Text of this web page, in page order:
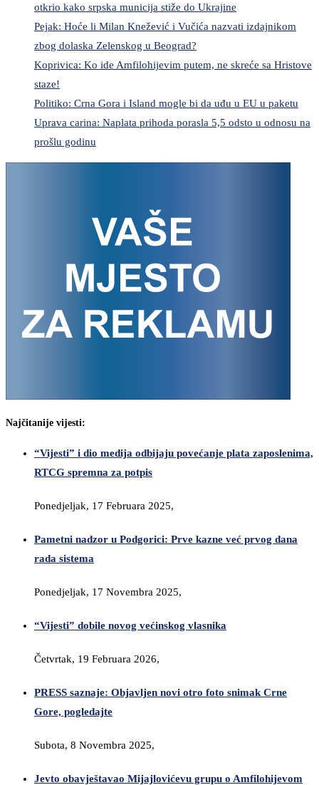
otkrio kako srpska municija stiže do Ukrajine
Pejak: Hoće li Milan Knežević i Vučića nazvati izdajnikom
zbog dolaska Zelenskog u Beograd?
Koprivica: Ko ide Amfilohijevim putem, ne skreće sa Hristove
staze!
Politiko: Crna Gora i Island mogle bi da uđu u EU u paketu
Uprava carina: Naplata prihoda porasla 5,5 odsto u odnosu na
prošlu godinu
Najčitanije vijesti:
“Vijesti” i dio medija odbijaju povećanje plata zaposlenima,
RTCG spremna za potpis
Ponedjeljak, 17 Februara 2025,
Pametni nadzor u Podgorici: Prve kazne već prvog dana
rada sistema
Ponedjeljak, 17 Novembra 2025,
“Vijesti” dobile novog većinskog vlasnika
Četvrtak, 19 Februara 2026,
PRESS saznaje: Objavljen novi otro foto snimak Crne
Gore, pogledajte
Subota, 8 Novembra 2025,
Jevto obavještavao Mijajlovićevu grupu o Amfilohijevom